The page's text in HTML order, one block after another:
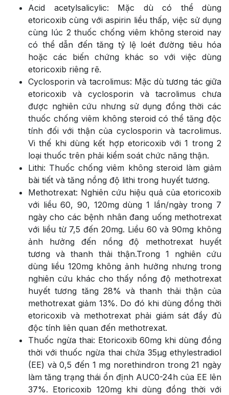
Acid acetylsalicylic: Mặc dù có thể dùng
etoricoxib cùng với aspirin liều thấp, việc sử dụng
cùng lúc 2 thuốc chống viêm không steroid nay
có thể dẫn đến tăng tỷ lệ loét đường tiêu hóa
hoặc các biến chứng khác so với việc dùng
etoricoxib riêng rẽ.
Cyclosporin và tacrolimus: Mặc dù tương tác giữa
etoricoxib và cyclosporin và tacrolimus chưa
được nghiên cứu nhưng sử dụng đồng thời các
thuốc chống viêm không steroid có thể tăng độc
tính đối với thận của cyclosporin và tacrolimus.
Vi thế khi dùng kết hợp etoricoxib với 1 trong 2
loại thuốc trên phải kiểm soát chức năng thận.
Lithi: Thuốc chống viêm không steroid làm giảm
bài tiết và tăng nồng độ lithi trong huyết tương.
Methotrexat: Nghiên cứu hiệu quả của etoricoxib
với liều 60, 90, 120mg dùng 1 lần/ngày trong 7
ngày cho các bệnh nhân đang uống methotrexat
với liều từ 7,5 đến 20mg. Liều 60 và 90mg không
ảnh hưởng đến nồng độ methotrexat huyết
tương và thanh thải thận.Trong 1 nghiên cứu
dùng liều 120mg không ảnh hưởng nhưng trong
nghiên cứu khác cho thấy nồng độ methotrexat
huyết tương tăng 28% và thanh thải thận của
methotrexat giảm 13%. Do đó khi dùng đồng thời
etoricoxib và methotrexat phải giám sát đầy đủ
độc tính liên quan đến methotrexat.
Thuốc ngừa thai: Etoricoxib 60mg khi dùng đồng
thời với thuốc ngừa thai chứa 35µg ethylestradiol
(EE) và 0,5 đến 1 mg norethindron trong 21 ngày
làm tăng trạng thái ổn định AUC0-24h của EE lên
37%. Etoricoxib 120mg khi dùng đồng thời với